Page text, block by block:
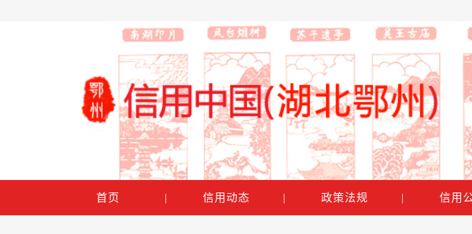
首页 | 信用动态 | 政策法规 | 信用